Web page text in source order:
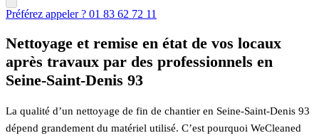
Préférez appeler ? 01 83 62 72 11
Nettoyage et remise en état de vos locaux
après travaux par des professionnels en
Seine-Saint-Denis 93
La qualité d’un nettoyage de fin de chantier en Seine-Saint-Denis 93
dépend grandement du matériel utilisé. C’est pourquoi WeCleaned